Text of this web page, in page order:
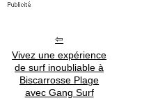
Vivez une expérience
de surf inoubliable à
Biscarrosse Plage
avec Gang Surf